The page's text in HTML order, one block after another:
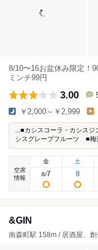
8/10〜16お盆休み限定！
ミンチ99円
3.00
￥2,000～￥2,999
...■カシスコーラ・カシス
シスグレープフルーツ ■
空席
情報
金
8/7
土
8
&GIN
南森町駅 158m / 居酒屋、創